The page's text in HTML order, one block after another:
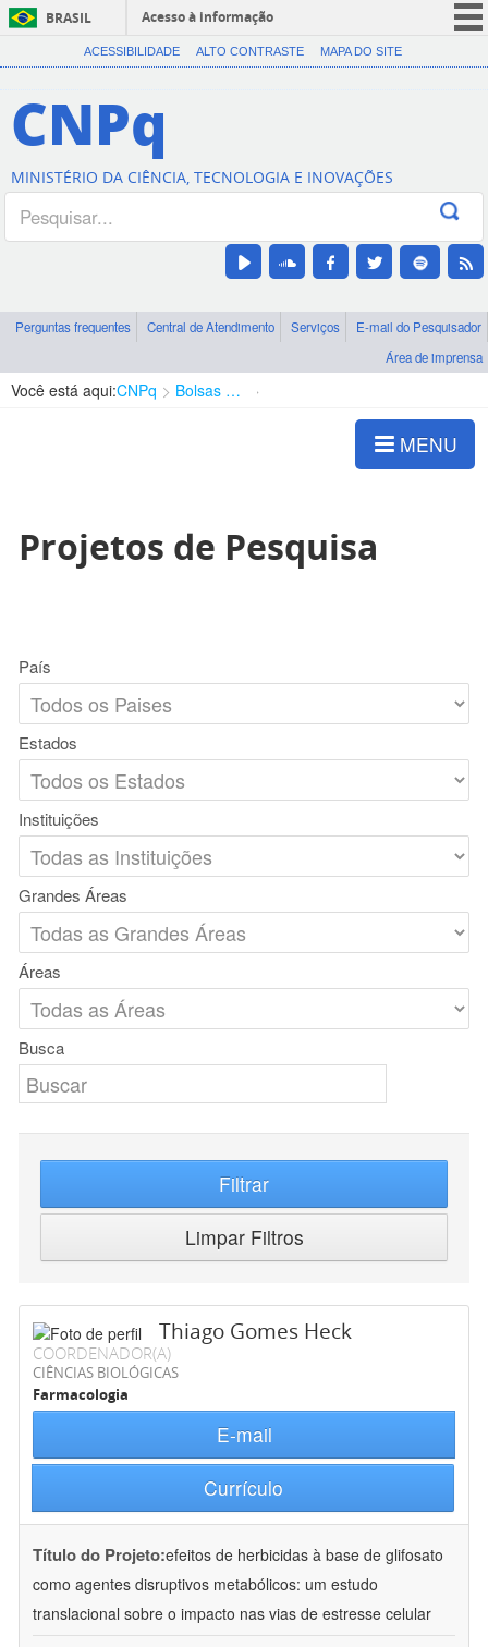
BRASIL
Acesso à informação
CORONAVÍRUS (COVID-19)
Canais
ACESSIBILIDADE ALTO CONTRASTE MAPA DO SITE
CNPq
MINISTÉRIO DA CIÊNCIA, TECNOLOGIA E INOVAÇÕES
Perguntas frequentes Central de Atendimento Serviços
E-mail do Pesquisador
Área de imprensa
Você está aqui:CNPq Bolsas e Auxílios Vigentes
MENU
Projetos de Pesquisa
País
Estados
Instituições
Grandes Áreas
Áreas
Busca
Filtrar
Limpar Filtros
Thiago Gomes Heck
COORDENADOR(A)
CIÊNCIAS BIOLÓGICAS
Farmacologia
E-mail
Currículo
Título do Projeto:efeitos de herbicidas à base de glifosato
como agentes disruptivos metabólicos: um estudo
translacional sobre o impacto nas vias de estresse celular